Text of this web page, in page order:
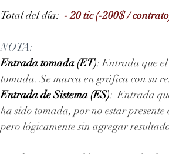
Total del día: - 20 tic (-200$ /
NOTA:
Entrada tomada (ET): Entrada que
tomada. Se marca en gráfica con su
Entrada de Sistema (ES):  Entrada
ha sido tomada, por no estar
pero lógicamente sin agregar